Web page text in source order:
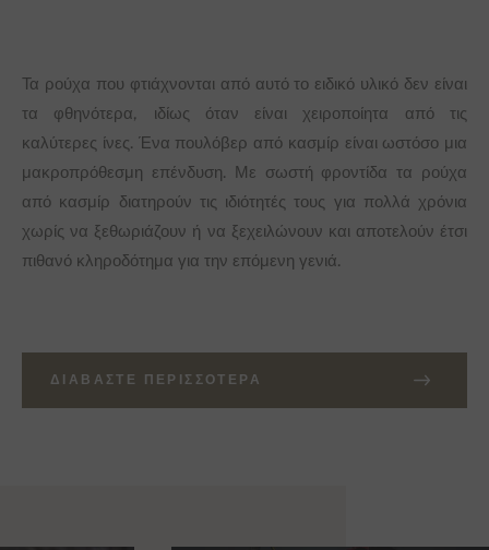
Τα ρούχα που φτιάχνονται από αυτό το ειδικό υλικό δεν είναι
τα φθηνότερα, ιδίως όταν είναι χειροποίητα από τις
καλύτερες ίνες. Ένα πουλόβερ από κασμίρ είναι ωστόσο μια
μακροπρόθεσμη επένδυση. Με σωστή φροντίδα τα ρούχα
από κασμίρ διατηρούν τις ιδιότητές τους για πολλά χρόνια
χωρίς να ξεθωριάζουν ή να ξεχειλώνουν και αποτελούν έτσι
πιθανό κληροδότημα για την επόμενη γενιά.
ΔΙΑΒΆΣΤΕ ΠΕΡΙΣΣΌΤΕΡΑ